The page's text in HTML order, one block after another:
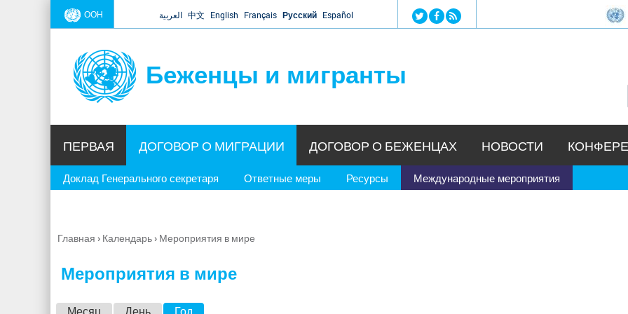
Jump to navigation
ООН العربية 中文 English Français Русский Español
Беженцы и мигранты
ПЕРВАЯ ДОГОВОР О МИГРАЦИИ
Доклад Генерального секретаря Ответные меры Ресурсы Международные мероприятия
ДОГОВОР О БЕЖЕНЦАХ НОВОСТИ
Вы
Главная › Календарь› Мероприятия в мире
Мероприятия в мире